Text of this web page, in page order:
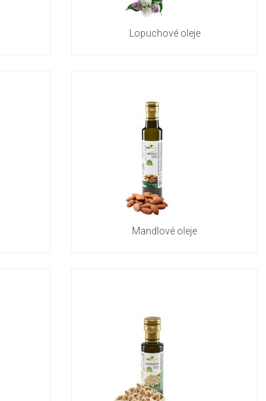
Lopuchové oleje
Mandlové oleje